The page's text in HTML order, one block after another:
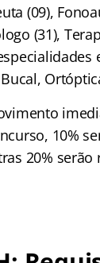
(09),
(31),
10%
20%